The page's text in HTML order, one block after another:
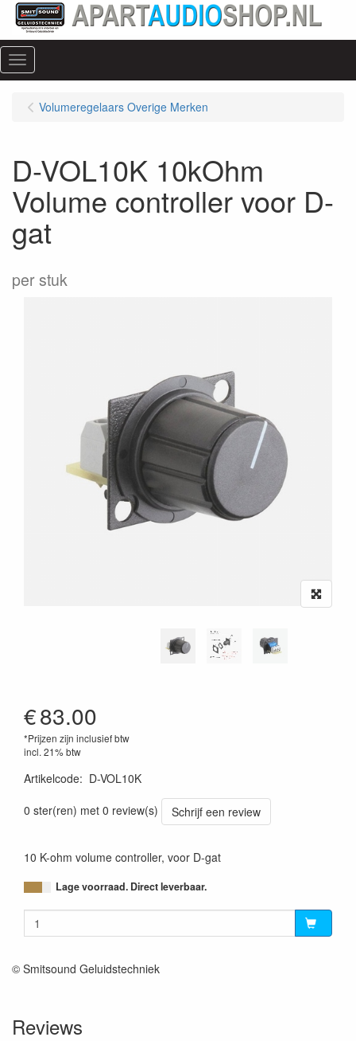
Menu
Volumeregelaars Overige Merken
D-VOL10K 10kOhm
Volume controller voor D-
gat
per stuk
€83.00
*Prijzen zijn inclusief btw
incl. 21% btw
Artikelcode: D-VOL10K
0 ster(ren) met 0 review(s)
Schrijf een review
10 K-ohm volume controller, voor D-gat
Lage voorraad. Direct leverbaar.
© Smitsound Geluidstechniek
Reviews